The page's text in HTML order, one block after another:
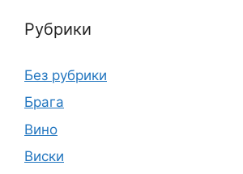
Рубрики
Без рубрики
Брага
Вино
Виски